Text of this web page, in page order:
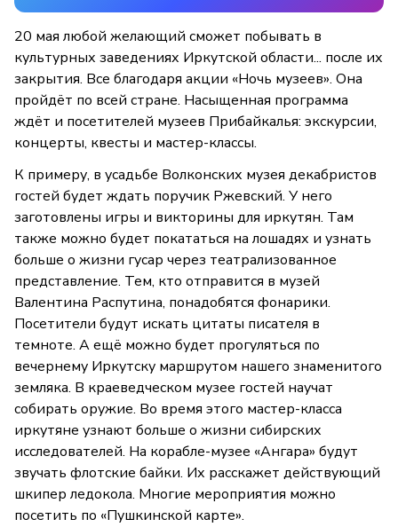
20 мая любой желающий сможет побывать в
культурных заведениях Иркутской области... после их
закрытия. Все благодаря акции «Ночь музеев». Она
пройдёт по всей стране. Насыщенная программа
ждёт и посетителей музеев Прибайкалья: экскурсии,
концерты, квесты и мастер-классы.
К примеру, в усадьбе Волконских музея декабристов
гостей будет ждать поручик Ржевский. У него
заготовлены игры и викторины для иркутян. Там
также можно будет покататься на лошадях и узнать
больше о жизни гусар через театрализованное
представление. Тем, кто отправится в музей
Валентина Распутина, понадобятся фонарики.
Посетители будут искать цитаты писателя в
темноте. А ещё можно будет прогуляться по
вечернему Иркутску маршрутом нашего знаменитого
земляка. В краеведческом музее гостей научат
собирать оружие. Во время этого мастер-класса
иркутяне узнают больше о жизни сибирских
исследователей. На корабле-музее «Ангара» будут
звучать флотские байки. Их расскажет действующий
шкипер ледокола. Многие мероприятия можно
посетить по «Пушкинской карте».